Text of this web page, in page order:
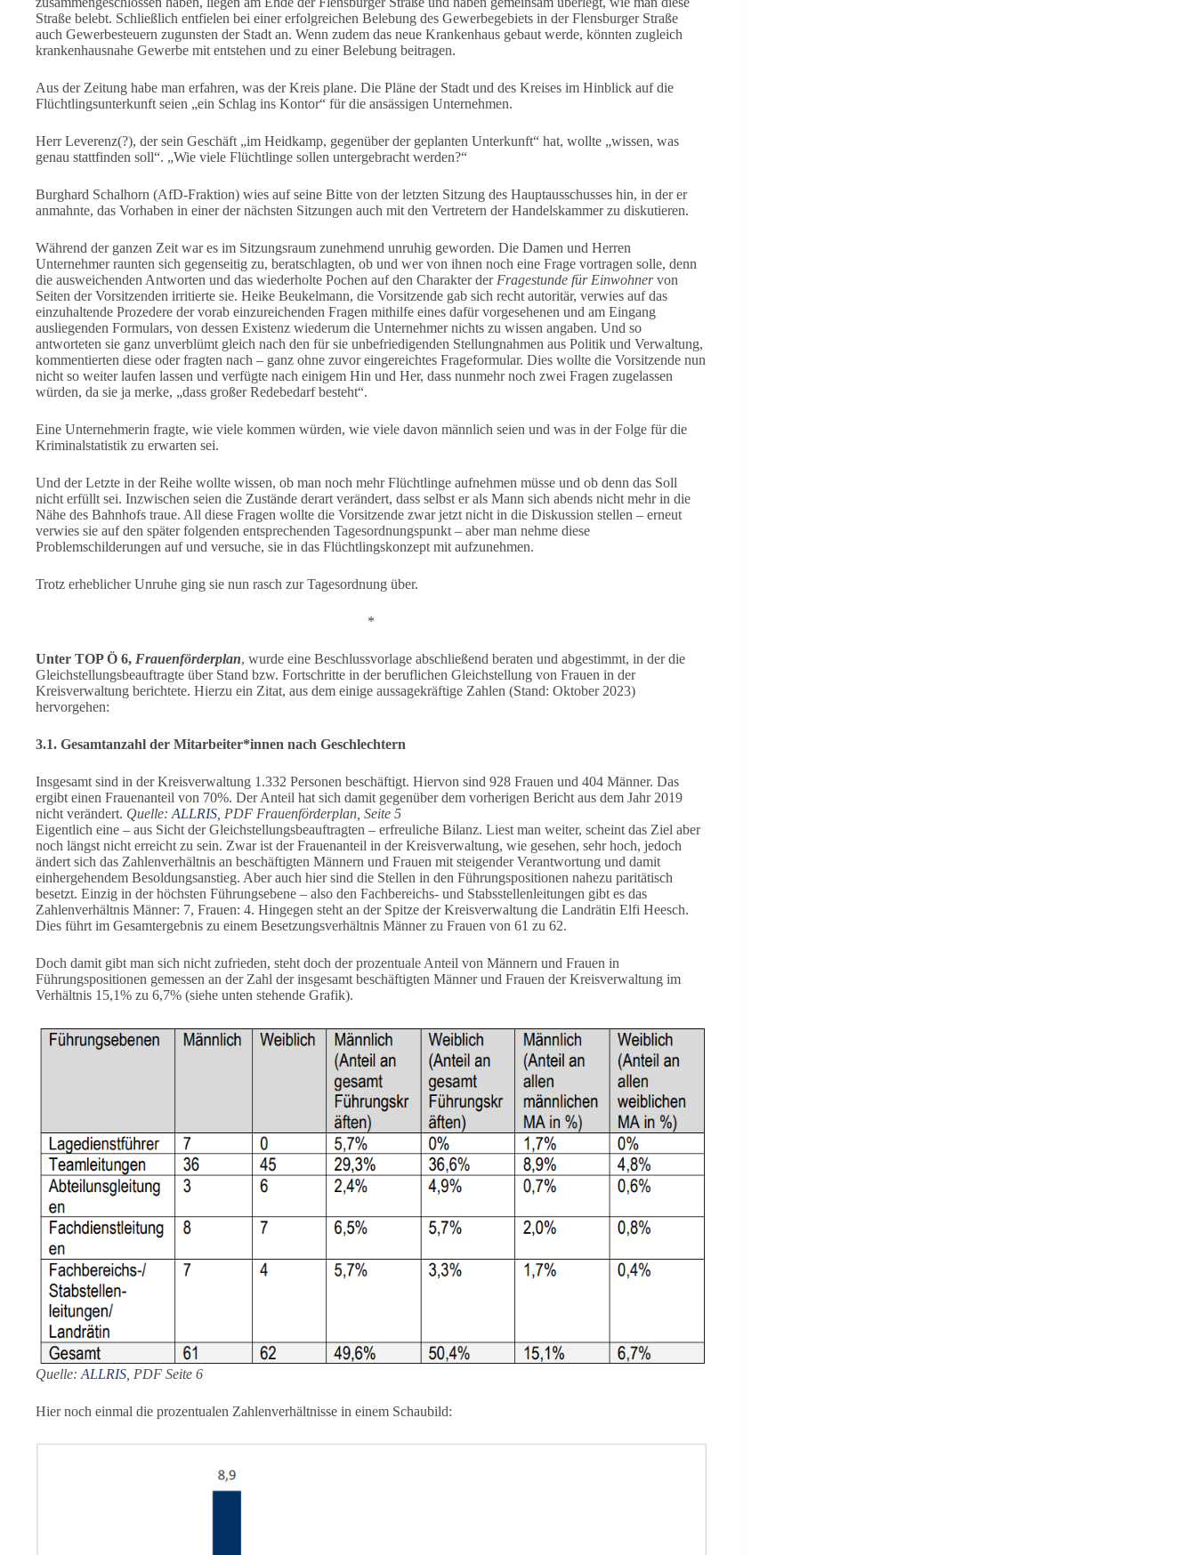
Straße belebt. Schließlich entfielen bei einer erfolgreichen Belebung des Gewerbegebiets in der Flensburger Straße
auch Gewerbesteuern zugunsten der Stadt an. Wenn zudem das neue Krankenhaus gebaut werde, könnten zugleich
krankenhausnahe Gewerbe mit entstehen und zu einer Belebung beitragen.
Aus der Zeitung habe man erfahren, was der Kreis plane. Die Pläne der Stadt und des Kreises im Hinblick auf die
Flüchtlingsunterkunft seien „ein Schlag ins Kontor“ für die ansässigen Unternehmen.
Herr Leverenz(?), der sein Geschäft „im Heidkamp, gegenüber der geplanten Unterkunft“ hat, wollte „wissen, was
genau stattfinden soll“. „Wie viele Flüchtlinge sollen untergebracht werden?“
Burghard Schalhorn (AfD-Fraktion) wies auf seine Bitte von der letzten Sitzung des Hauptausschusses hin, in der er
anmahnte, das Vorhaben in einer der nächsten Sitzungen auch mit den Vertretern der Handelskammer zu diskutieren.
Während der ganzen Zeit war es im Sitzungsraum zunehmend unruhig geworden. Die Damen und Herren
Unternehmer raunten sich gegenseitig zu, beratschlagten, ob und wer von ihnen noch eine Frage vortragen solle, denn
die ausweichenden Antworten und das wiederholte Pochen auf den Charakter der Fragestunde für Einwohnervon
Seiten der Vorsitzenden irritierte sie. Heike Beukelmann, die Vorsitzende gab sich recht autoritär, verwies auf das
einzuhaltende Prozedere der vorab einzureichenden Fragen mithilfe eines dafür vorgesehenen und am Eingang
ausliegenden Formulars, von dessen Existenz wiederum die Unternehmer nichts zu wissen angaben. Und so
antworteten sie ganz unverblümt gleich nach den für sie unbefriedigenden Stellungnahmen aus Politik und Verwaltung,
kommentierten diese oder fragten nach – ganz ohne zuvor eingereichtes Frageformular. Dies wollte die Vorsitzende nun
nicht so weiter laufen lassen und verfügte nach einigem Hin und Her, dass nunmehr noch zwei Fragen zugelassen
würden, da sie ja merke, „dass großer Redebedarf besteht“.
Eine Unternehmerin fragte, wie viele kommen würden, wie viele davon männlich seien und was in der Folge für die
Kriminalstatistik zu erwarten sei.
Und der Letzte in der Reihe wollte wissen, ob man noch mehr Flüchtlinge aufnehmen müsse und ob denn das Soll
nicht erfüllt sei. Inzwischen seien die Zustände derart verändert, dass selbst er als Mann sich abends nicht mehr in die
Nähe des Bahnhofs traue. All diese Fragen wollte die Vorsitzende zwar jetzt nicht in die Diskussion stellen – erneut
verwies sie auf den später folgenden entsprechenden Tagesordnungspunkt – aber man nehme diese
Problemschilderungen auf und versuche, sie in das Flüchtlingskonzept mit aufzunehmen.
Trotz erheblicher Unruhe ging sie nun rasch zur Tagesordnung über.
*
Unter TOP Ö 6, Frauenförderplan, wurde eine Beschlussvorlage abschließend beraten und abgestimmt, in der die
Gleichstellungsbeauftragte über Stand bzw. Fortschritte in der beruflichen Gleichstellung von Frauen in der
Kreisverwaltung berichtete. Hierzu ein Zitat, aus dem einige aussagekräftige Zahlen (Stand: Oktober 2023)
hervorgehen:
3.1. Gesamtanzahl der Mitarbeiter*innen nach Geschlechtern
Insgesamt sind in der Kreisverwaltung 1.332 Personen beschäftigt. Hiervon sind 928 Frauen und 404 Männer. Das
ergibt einen Frauenanteil von 70%. Der Anteil hat sich damit gegenüber dem vorherigen Bericht aus dem Jahr 2019
nicht verändert. Quelle: ALLRIS , PDF Frauenförderplan, Seite 5
Eigentlich eine – aus Sicht der Gleichstellungsbeauftragten – erfreuliche Bilanz. Liest man weiter, scheint das Ziel aber
noch längst nicht erreicht zu sein. Zwar ist der Frauenanteil in der Kreisverwaltung, wie gesehen, sehr hoch, jedoch
ändert sich das Zahlenverhältnis an beschäftigten Männern und Frauen mit steigender Verantwortung und damit
einhergehendem Besoldungsanstieg. Aber auch hier sind die Stellen in den Führungspositionen nahezu paritätisch
besetzt. Einzig in der höchsten Führungsebene – also den Fachbereichs- und Stabsstellenleitungen gibt es das
Zahlenverhältnis Männer: 7, Frauen: 4. Hingegen steht an der Spitze der Kreisverwaltung die Landrätin Elfi Heesch.
Dies führt im Gesamtergebnis zu einem Besetzungsverhältnis Männer zu Frauen von 61 zu 62.
Doch damit gibt man sich nicht zufrieden, steht doch der prozentuale Anteil von Männern und Frauen in
Führungspositionen gemessen an der Zahl der insgesamt beschäftigten Männer und Frauen der Kreisverwaltung im
Verhältnis 15,1% zu 6,7% (siehe unten stehende Grafik).
Quelle: ALLRIS , PDF Seite 6
Hier noch einmal die prozentualen Zahlenverhältnisse in einem Schaubild: